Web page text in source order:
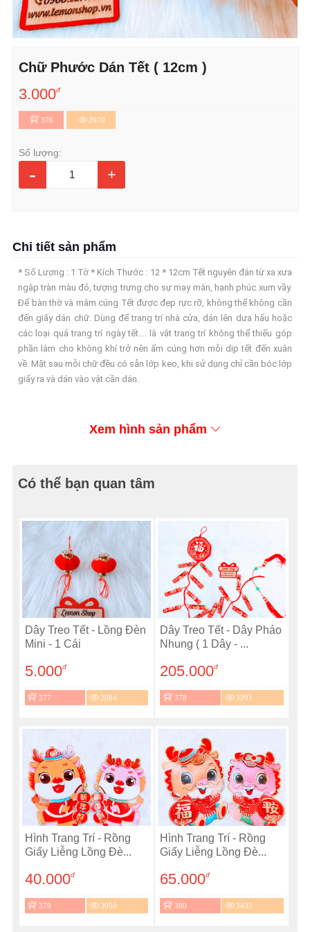
Chữ Phước Dán Tết ( 12cm )
3.000đ
376 2970
Số lượng:
- +
Chi tiết sản phẩm
* Số Lượng : 1 Tờ * Kích Thước : 12 * 12cm Tết nguyên đán từ xa xưa
ngập tràn màu đỏ, tượng trưng cho sự may mắn, hạnh phúc xum vầy.
Để bàn thờ và mâm cúng Tết được đẹp rực rỡ, không thể không cần
đến giấy dán chữ. Dùng để trang trí nhà cửa, dán lên dưa hấu hoặc
các loại quả trang trí ngày tết.... là vật trang trí không thể thiếu góp
phần làm cho không khí trở nên ấm cúng hơn mỗi dịp tết đến xuân
về. Mặt sau mỗi chữ đều có sẵn lớp keo, khi sử dụng chỉ cần bóc lớp
giấy ra và dán vào vật cần dán.
Xem hình sản phẩm
Có thể bạn quan tâm
Dây Treo Tết - Lồng Đèn
Mini - 1 Cái
5.000đ
377 2084
Dây Treo Tết - Dây Pháo
Nhung ( 1 Dây - ...
205.000đ
378 3201
Hình Trang Trí - Rồng
Giấy Liễng Lồng Đè...
40.000đ
379 3050
Hình Trang Trí - Rồng
Giấy Liễng Lồng Đè...
65.000đ
380 3433